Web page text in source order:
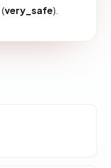
(very_safe).